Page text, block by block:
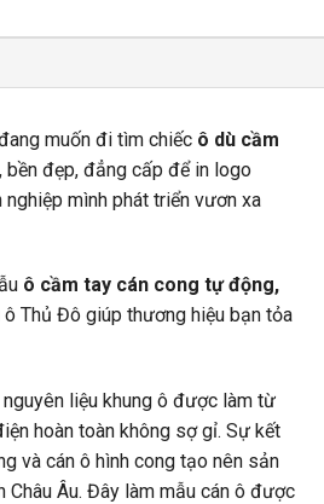
muốn đi tìm chiếc ô dù cầm
, bền đẹp, đẳng cấp để in logo
mình phát triển vươn xa
ô cầm tay cán cong tự động,
Thủ Đô giúp thương hiệu bạn tỏa
liệu khung ô được làm từ
hoàn toàn không sợ gỉ. Sự kết
và cán ô hình cong tạo nên sản
Châu Âu. Đây làm mẫu cán ô được